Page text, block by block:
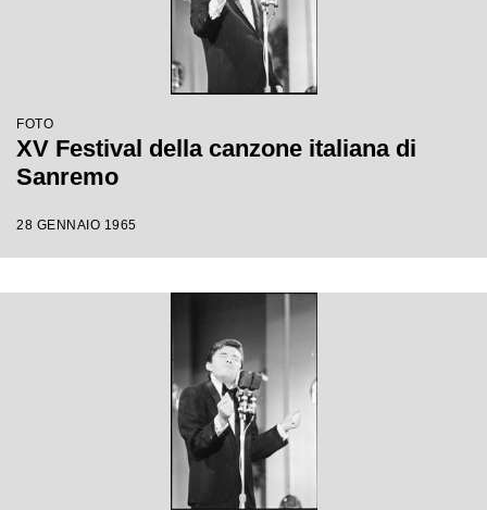
FOTO
XV Festival della canzone italiana di
Sanremo
28 GENNAIO 1965